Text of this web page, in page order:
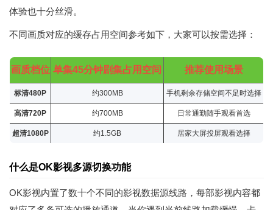
体验也十分丝滑。
不同画质对应的缓存占用空间参考如下，大家可以按需选择：
画质档位 单集45分钟剧集占用空间 推荐使用场景
标清480P 约300MB 手机剩余存储空间不足时选择
高清720P 约700MB 日常通勤随手观看首选
超清1080P 约1.5GB 居家大屏投屏观看选择
什么是OK影视多源切换功能
OK影视内置了数十个不同的影视数据源线路，每部影视内容都